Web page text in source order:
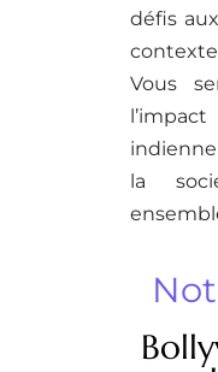
défis
Vous
la